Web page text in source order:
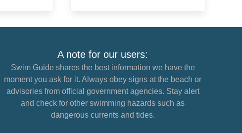
A note for our users:
Swim Guide shares the best information we have the
moment you ask for it. Always obey signs at the beach or
advisories from official government agencies. Stay alert
and check for other swimming hazards such as
dangerous currents and tides.